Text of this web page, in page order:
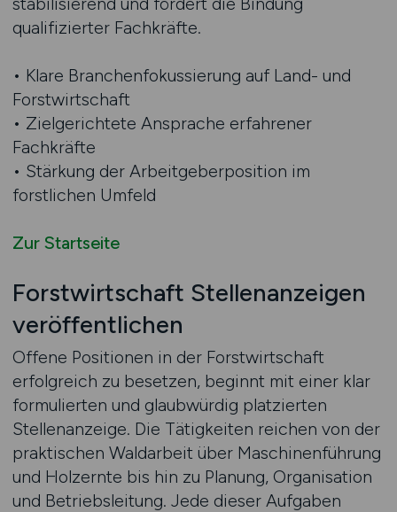
qualifizierter Fachkräfte.
• Klare Branchenfokussierung auf Land- und
Forstwirtschaft
• Zielgerichtete Ansprache erfahrener
Fachkräfte
• Stärkung der Arbeitgeberposition im
forstlichen Umfeld
Zur Startseite
Forstwirtschaft Stellenanzeigen
veröffentlichen
Offene Positionen in der Forstwirtschaft
erfolgreich zu besetzen, beginnt mit einer klar
formulierten und glaubwürdig platzierten
Stellenanzeige. Die Tätigkeiten reichen von der
praktischen Waldarbeit über Maschinenführung
und Holzernte bis hin zu Planung, Organisation
und Betriebsleitung. Jede dieser Aufgaben